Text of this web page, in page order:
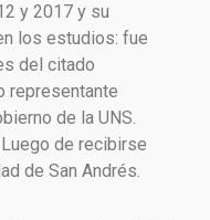
y 2017 y su
los estudios: fue
del citado
representante
de la UNS.
de recibirse
de San Andrés.